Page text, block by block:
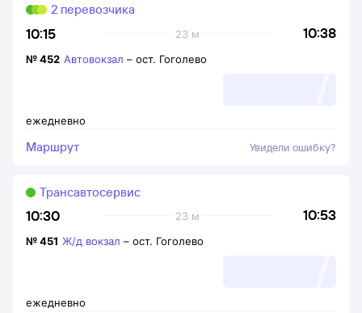
10:15 10:38
23 м
2 перевозчика
ежедневно
№452 Автовокзал – ост. Гоголево
Маршрут Увидели ошибку?
10:30 10:53
23 м
Трансавтосервис
ежедневно
№451 Ж/д вокзал – ост. Гоголево